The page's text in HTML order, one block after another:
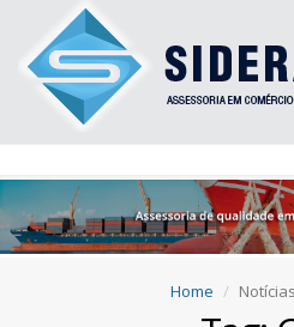
Home